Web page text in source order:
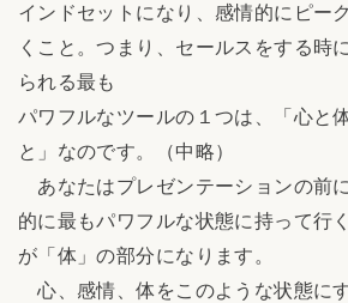
インドセットになり、感情的にピー
くこと。つまり、セールスをする時
られる最も
パワフルなツールの１つは、「心と
と」なのです。（中略）
あなたはプレゼンテーションの前
的に最もパワフルな状態に持って行
が「体」の部分になります。
心、感情、体をこのような状態に